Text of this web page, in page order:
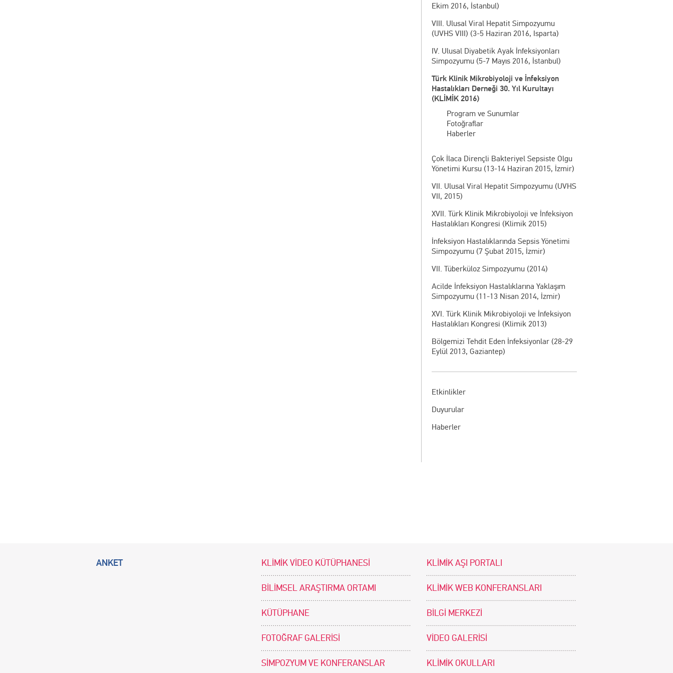
Ekim 2016, İstanbul)
VIII. Ulusal Viral Hepatit Simpozyumu
(UVHS VIII) (3-5 Haziran 2016, Isparta)
IV. Ulusal Diyabetik Ayak İnfeksiyonları
Simpozyumu (5-7 Mayıs 2016, İstanbul)
Türk Klinik Mikrobiyoloji ve İnfeksiyon
Hastalıkları Derneği 30. Yıl Kurultayı
(KLİMİK 2016)
Program ve Sunumlar
Fotoğraflar
Haberler
Çok İlaca Dirençli Bakteriyel Sepsiste Olgu
Yönetimi Kursu (13-14 Haziran 2015, İzmir)
VII. Ulusal Viral Hepatit Simpozyumu (UVHS
VII, 2015)
XVII. Türk Klinik Mikrobiyoloji ve İnfeksiyon
Hastalıkları Kongresi (Klimik 2015)
İnfeksiyon Hastalıklarında Sepsis Yönetimi
Simpozyumu (7 Şubat 2015, İzmir)
VII. Tüberküloz Simpozyumu (2014)
Acilde İnfeksiyon Hastalıklarına Yaklaşım
Simpozyumu (11-13 Nisan 2014, İzmir)
XVI. Türk Klinik Mikrobiyoloji ve İnfeksiyon
Hastalıkları Kongresi (Klimik 2013)
Bölgemizi Tehdit Eden İnfeksiyonlar (28-29
Eylül 2013, Gaziantep)
Etkinlikler
Duyurular
Haberler
ANKET KLİMİK VİDEO KÜTÜPHANESİ KLİMİK AŞI PORTALI
BİLİMSEL ARAŞTIRMA ORTAMI KLİMİK WEB KONFERANSLARI
KÜTÜPHANE BİLGİ MERKEZİ
FOTOĞRAF GALERİSİ VİDEO GALERİSİ
SİMPOZYUM VE KONFERANSLAR KLİMİK OKULLARI